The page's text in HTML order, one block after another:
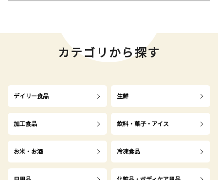
カテゴリから探す
デイリー食品 生鮮
加工食品 飲料・菓子・アイス
お米・お酒 冷凍食品